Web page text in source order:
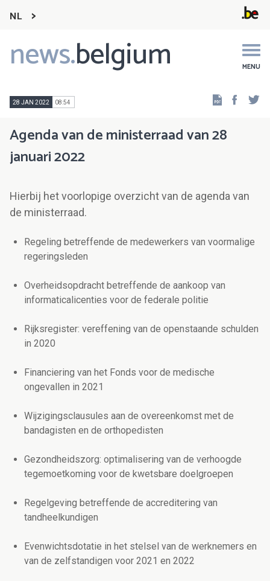
NL
news.belgium MENU
Main
navigation
28 JAN 2022 08:54
Agenda van de ministerraad van 28
januari 2022
Hierbij het voorlopige overzicht van de agenda van
de ministerraad.
Regeling betreffende de medewerkers van voormalige
regeringsleden
Overheidsopdracht betreffende de aankoop van
informaticalicenties voor de federale politie
Rijksregister: vereffening van de openstaande schulden
in 2020
Financiering van het Fonds voor de medische
ongevallen in 2021
Wijzigingsclausules aan de overeenkomst met de
bandagisten en de orthopedisten
Gezondheidszorg: optimalisering van de verhoogde
tegemoetkoming voor de kwetsbare doelgroepen
Regelgeving betreffende de accreditering van
tandheelkundigen
Evenwichtsdotatie in het stelsel van de werknemers en
van de zelfstandigen voor 2021 en 2022